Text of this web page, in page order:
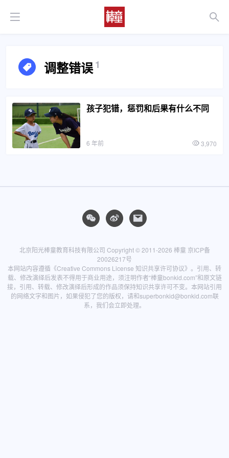
调整错误1
孩子犯错，惩罚和后果有什么不同
6 年前 3,970
北京阳光棒童教育科技有限公司 Copyright © 2011-2026 棒童 京ICP备
20026217号
本网站内容遵循 《Creative Commons License 知识共享许可协议》 。引用、转
载、修改演绎后发表不得用于商业用途，须注明作者“棒童bonkid.com”和原文链
接，引用、转载、修改演绎后形成的作品须保持知识共享许可不变。本网站引用
的网络文字和图片，如果侵犯了您的版权，请和superbonkid@bonkid.com联
系，我们会立即处理。